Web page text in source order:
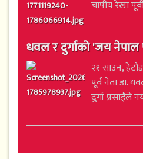
चापीय रेखा
धवल र दुर्गाको 'जय नेपाल
२१ साउन, हेटौंडा
पूर्व नेता डा.
दुर्गा प्रसाईंले